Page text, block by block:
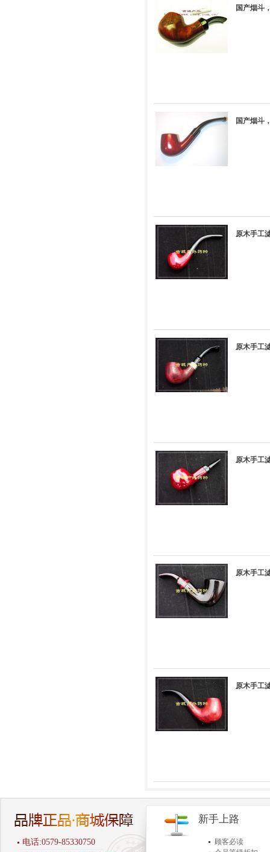
国产烟斗
国产烟斗
原木手工
原木手工
原木手工
原木手工
原木手工
电话:0579-85330750
新手上路
顾客必读